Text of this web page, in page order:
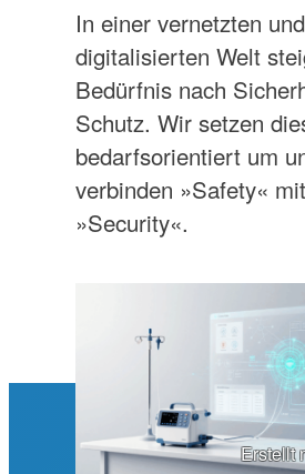
In einer vernetzten und
digitalisierten Welt
Bedürfnis nach
Schutz. Wir setzen
bedarfsorientiert um
verbinden »Safety« mit
»Security«.
Erstellt